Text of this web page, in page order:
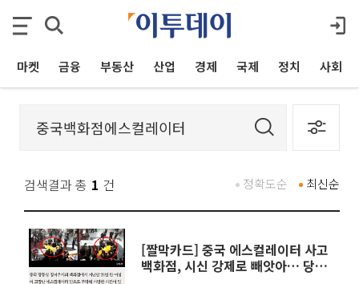
마켓 금융 부동산 산업 경제 국제 정치 사회
검색결과 총 1 건 최신순
정확도순
[짤막카드] 중국 에스컬레이터 사고
백화점, 시신 강제로 빼앗아… 당국